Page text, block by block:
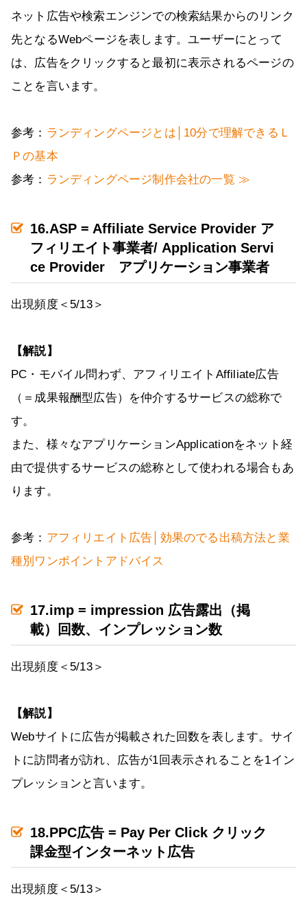
ネット広告や検索エンジンでの検索結果からのリンク
先となるWebページを表します。ユーザーにとって
は、広告をクリックすると最初に表示されるページの
ことを言います。
参考： ランディングページとは│10分で理解できるＬ
Ｐの基本
参考： ランディングページ制作会社の一覧 ≫
16.ASP = Affiliate Service Provider ア
フィリエイト事業者/ Application Servi
ce Provider アプリケーション事業者
出現頻度＜5/13＞
【解説】
PC・モバイル問わず、アフィリエイトAffiliate広告
（＝成果報酬型広告）を仲介するサービスの総称で
す。
また、様々なアプリケーションApplicationをネット経
由で提供するサービスの総称として使われる場合もあ
ります。
参考： アフィリエイト広告│効果のでる出稿方法と業
種別ワンポイントアドバイス
17.imp = impression 広告露出（掲
載）回数、インプレッション数
出現頻度＜5/13＞
【解説】
Webサイトに広告が掲載された回数を表します。サイ
トに訪問者が訪れ、広告が1回表示されることを1イン
プレッションと言います。
18.PPC広告 = Pay Per Click クリック
課金型インターネット広告
出現頻度＜5/13＞